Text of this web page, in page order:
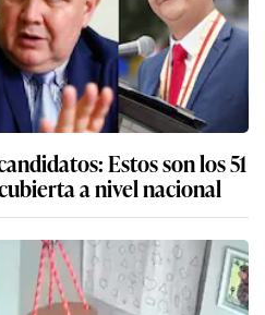
Estos son los 51
a nivel nacional